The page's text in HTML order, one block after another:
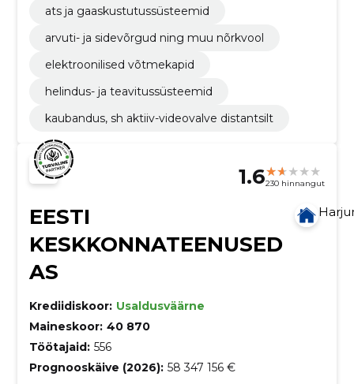
ats ja gaaskustutussüsteemid
arvuti- ja sidevõrgud ning muu nõrkvool
elektroonilised võtmekapid
helindus- ja teavitussüsteemid
kaubandus, sh aktiiv-videovalve distantsilt
1.6230 hinnangut
EESTI
KESKKONNATEENUSED
AS
Krediidiskoor: Usaldusväärne
Maineskoor: 40 870
Töötajaid: 556
Prognooskäive (2026): 58 347 156 €